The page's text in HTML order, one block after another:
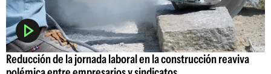
Reducción de la jornada laboral en la construcción reaviva